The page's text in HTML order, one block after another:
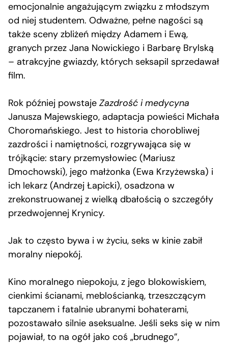
emocjonalnie angażującym związku z młodszym
od niej studentem. Odważne, pełne nagości są
także sceny zbliżeń między Adamem i Ewą,
granych przez Jana Nowickiego i Barbarę Brylską
– atrakcyjne gwiazdy, których seksapil sprzedawał
film.
Rok później powstaje Zazdrość i medycyna
Janusza Majewskiego, adaptacja powieści Michała
Choromańskiego. Jest to historia chorobliwej
zazdrości i namiętności, rozgrywająca się w
trójkącie: stary przemysłowiec (Mariusz
Dmochowski), jego małżonka (Ewa Krzyżewska) i
ich lekarz (Andrzej Łapicki), osadzona w
zrekonstruowanej z wielką dbałością o szczegóły
przedwojennej Krynicy.
Jak to często bywa i w życiu, seks w kinie zabił
moralny niepokój.
Kino moralnego niepokoju, z jego blokowiskiem,
cienkimi ścianami, meblościanką, trzeszczącym
tapczanem i fatalnie ubranymi bohaterami,
pozostawało silnie aseksualne. Jeśli seks się w nim
pojawiał, to na ogół jako coś „brudnego”,